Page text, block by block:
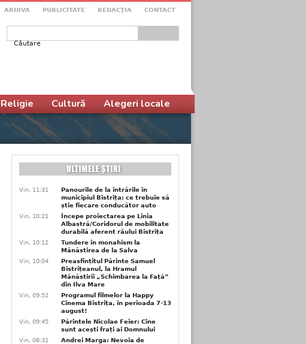
ARHIVA PUBLICITATE REDACŢIA CONTACT
Formular de căutare
Religie Cultură Alegeri locale
Vin, 11:31
Panourile de la intrările în
municipiul Bistrița: ce trebuie să
știe fiecare conducător auto
Vin, 10:21
Începe proiectarea pe Linia
Albastră/Coridorul de mobilitate
durabilă aferent râului Bistrița
Vin, 10:12
Tundere în monahism la
Mănăstirea de la Salva
Vin, 10:04
Preasfințitul Părinte Samuel
Bistrițeanul, la Hramul
Mănăstirii „Schimbarea la Față”
din Ilva Mare
Vin, 09:52
Programul filmelor la Happy
Cinema Bistrița, în perioada 7-13
august!
Vin, 09:45
Părintele Nicolae Feier: Cine
sunt acești frați ai Domnului
Vin, 08:31
Andrei Marga: Nevoia de